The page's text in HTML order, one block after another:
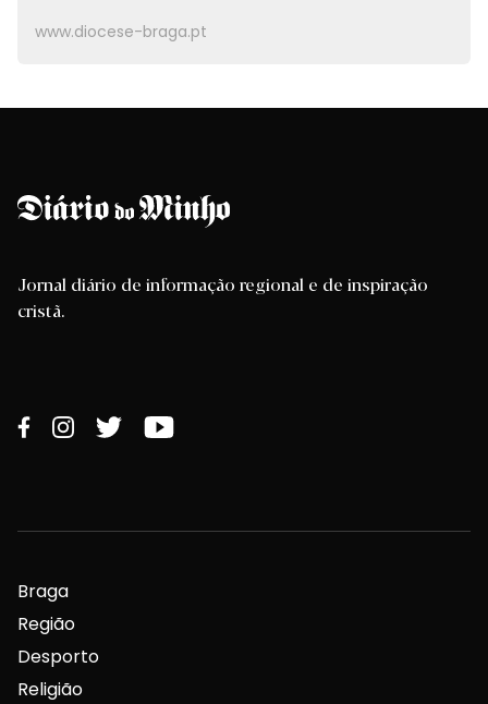
www.diocese-braga.pt
Jornal diário de informação regional e de inspiração
cristã.
Braga
Região
Desporto
Religião